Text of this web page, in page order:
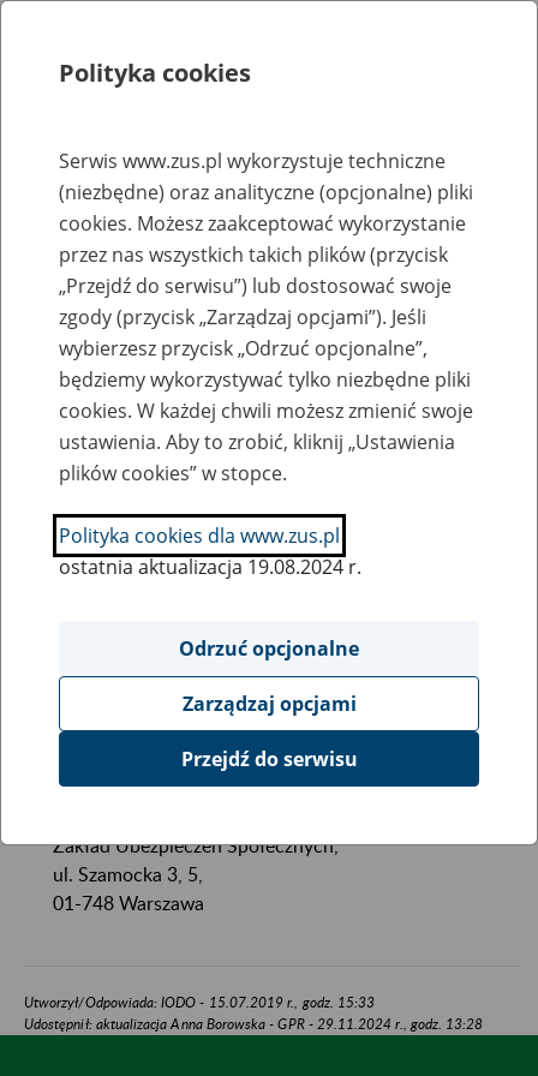
Inspektor Ochrony Danych
29
listopada
2024
Kim jest inspektor ochrony danych w ZUS i jak się z nim
kontaktować
Jest to osoba, z którą możesz się skontaktować w
sprawach dotyczących przetwarzania danych osobowych
oraz korzystania z Twoich praw związanych z
Z inspektorem możesz skontaktować się:
mailowo (
)
listownie na adres:
Agnieszka Gębicka
Zakład Ubezpieczeń Społecznych,
ul. Szamocka 3, 5,
01-748 Warszawa
Utworzył/Odpowiada: IODO - 15.07.2019 r., godz. 15:33
Udostępnił: aktualizacja Anna Borowska - GPR - 29.11.2024 r., godz. 13:28
Polityka cookies
Serwis www.zus.pl wykorzystuje techniczne
(niezbędne) oraz analityczne (opcjonalne) pliki
cookies. Możesz zaakceptować wykorzystanie
przez nas wszystkich takich plików (przycisk
„Przejdź do serwisu”) lub dostosować swoje
zgody (przycisk „Zarządzaj opcjami”). Jeśli
wybierzesz przycisk „Odrzuć opcjonalne”,
będziemy wykorzystywać tylko niezbędne pliki
cookies. W każdej chwili możesz zmienić swoje
ustawienia. Aby to zrobić, kliknij „Ustawienia
plików cookies” w stopce.
Polityka cookies dla www.zus.pl
ostatnia aktualizacja 19.08.2024 r.
Odrzuć opcjonalne
Zarządzaj opcjami
Przejdź do serwisu